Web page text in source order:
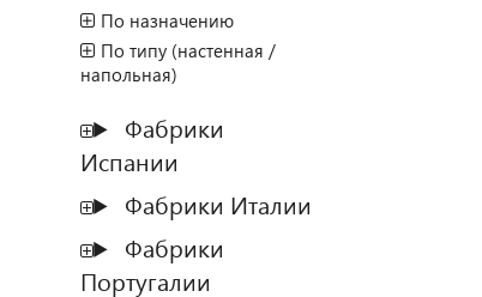
По назначению
По типу (настенная /
напольная)
Фабрики
Испании
Фабрики Италии
Фабрики
Португалии